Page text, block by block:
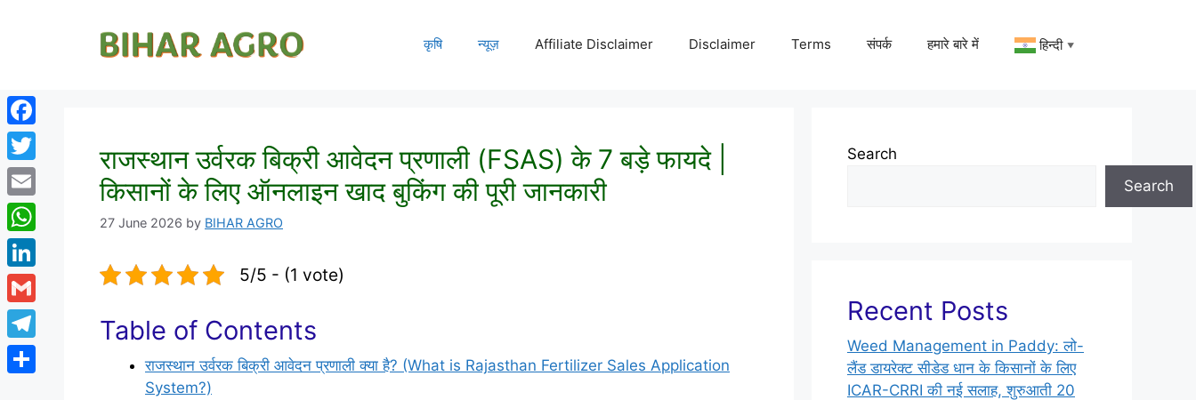
कृषि न्यूज़ Affiliate Disclaimer Disclaimer Terms संपर्क हमारे बारे में हिन्दी ▼
राजस्थान उर्वरक बिक्री आवेदन प्रणाली (FSAS) के 7 बड़े फायदे |
किसानों के लिए ऑनलाइन खाद बुकिंग की पूरी जानकारी
27 June 2026 by BIHAR AGRO
5/5 - (1 vote)
Table of Contents
राजस्थान उर्वरक बिक्री आवेदन प्रणाली क्या है? (What is Rajasthan Fertilizer Sales Application
System?)
Search
Search
Recent Posts
Weed Management in Paddy: लो-
लैंड डायरेक्ट सीडेड धान के किसानों के लिए
ICAR-CRRI की नई सलाह, शुरुआती 20
Facebook
Twitter
Email
WhatsApp
LinkedIn
Gmail
Telegram